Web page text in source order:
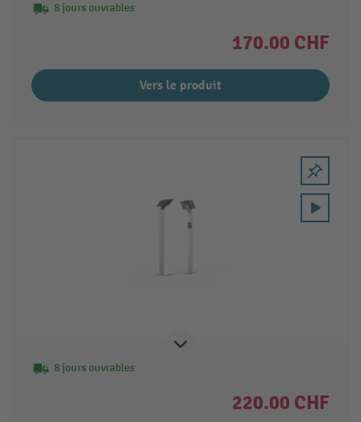
8 jours ouvrables
170.00 CHF
Vers le produit
8 jours ouvrables
220.00 CHF